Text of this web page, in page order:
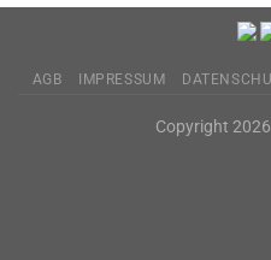
AGB IMPRESSUM
Copyright